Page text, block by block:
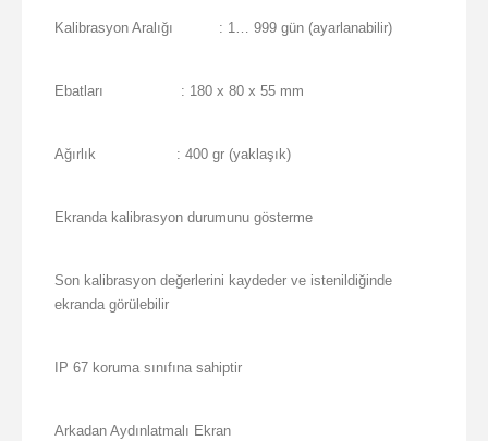
Kalibrasyon Aralığı : 1… 999 gün (ayarlanabilir)
Ebatları : 180 x 80 x 55 mm
Ağırlık : 400 gr (yaklaşık)
Ekranda kalibrasyon durumunu gösterme
Son kalibrasyon değerlerini kaydeder ve istenildiğinde
ekranda görülebilir
IP 67 koruma sınıfına sahiptir
Arkadan Aydınlatmalı Ekran